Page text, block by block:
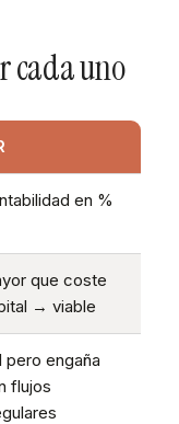
cada uno
en %
que coste
→ viable
pero engaña
flujos